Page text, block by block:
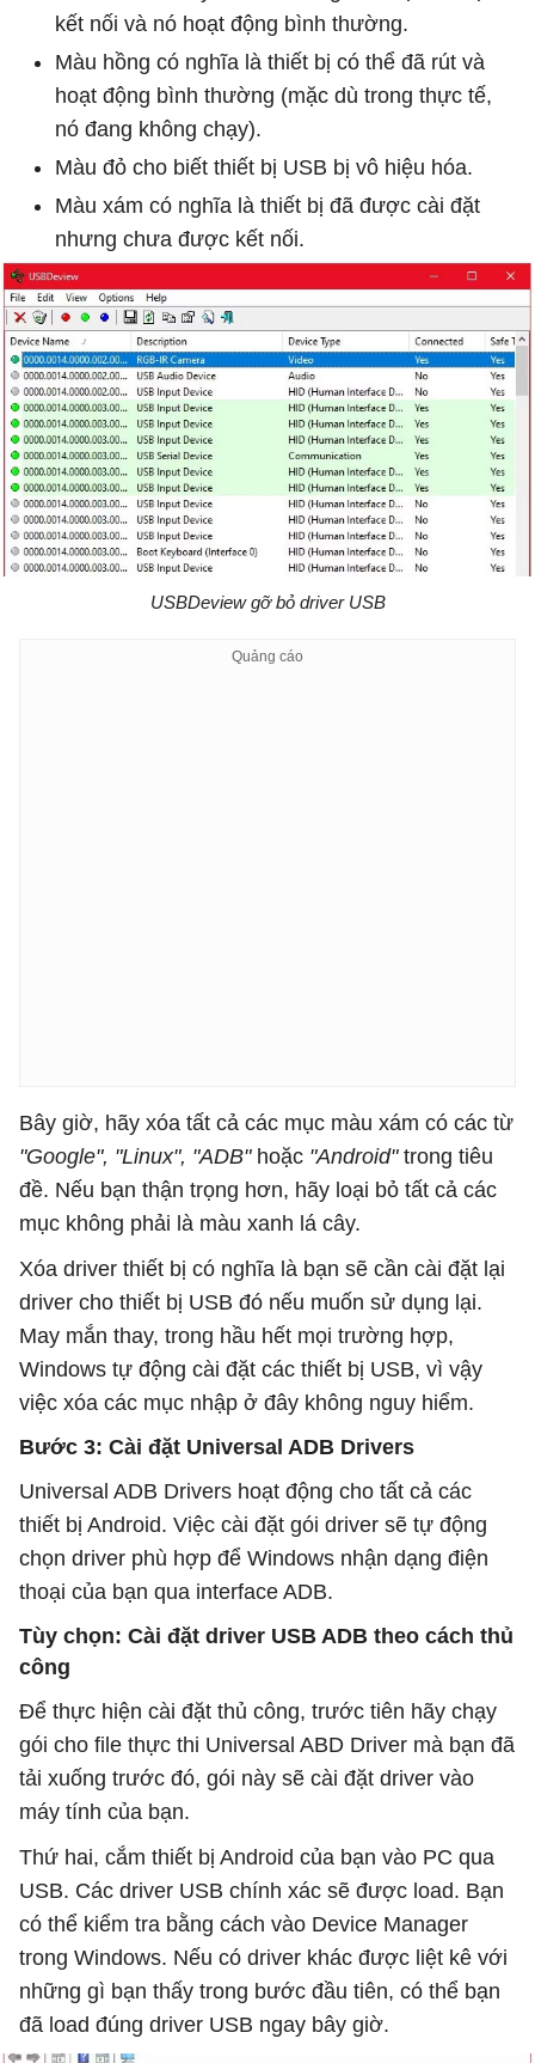
kết nối và nó hoạt động bình thường.
Màu hồng có nghĩa là thiết bị có thể đã rút và
hoạt động bình thường (mặc dù trong thực tế,
nó đang không chạy).
Màu đỏ cho biết thiết bị USB bị vô hiệu hóa.
Màu xám có nghĩa là thiết bị đã được cài đặt
nhưng chưa được kết nối.
USBDeview gỡ bỏ driver USB
Bây giờ, hãy xóa tất cả các mục màu xám có các từ
"Google", "Linux", "ADB"hoặc "Android"trong tiêu
đề. Nếu bạn thận trọng hơn, hãy loại bỏ tất cả các
mục không phải là màu xanh lá cây.
Xóa driver thiết bị có nghĩa là bạn sẽ cần cài đặt lại
driver cho thiết bị USB đó nếu muốn sử dụng lại.
May mắn thay, trong hầu hết mọi trường hợp,
Windows tự động cài đặt các thiết bị USB, vì vậy
việc xóa các mục nhập ở đây không nguy hiểm.
Bước 3: Cài đặt Universal ADB Drivers
Universal ADB Drivers hoạt động cho tất cả các
thiết bị Android. Việc cài đặt gói driver sẽ tự động
chọn driver phù hợp để Windows nhận dạng điện
thoại của bạn qua interface ADB.
Tùy chọn: Cài đặt driver USB ADB theo cách thủ
công
Để thực hiện cài đặt thủ công, trước tiên hãy chạy
gói cho file thực thi Universal ABD Driver mà bạn đã
tải xuống trước đó, gói này sẽ cài đặt driver vào
máy tính của bạn.
Thứ hai, cắm thiết bị Android của bạn vào PC qua
USB. Các driver USB chính xác sẽ được load. Bạn
có thể kiểm tra bằng cách vào Device Manager
trong Windows. Nếu có driver khác được liệt kê với
những gì bạn thấy trong bước đầu tiên, có thể bạn
đã load đúng driver USB ngay bây giờ.